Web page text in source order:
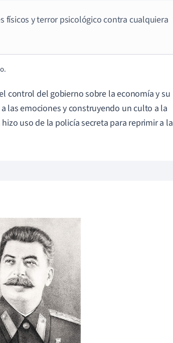
físicos y terror psicológico contra cualquiera
control del gobierno sobre la economía y su
las emociones y construyendo un culto a la
uso de la policía secreta para reprimir a la